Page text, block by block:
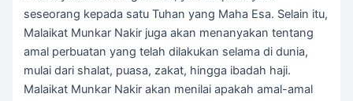
seseorang kepada satu Tuhan yang Maha Esa. Selain itu,
Malaikat Munkar Nakir juga akan menanyakan tentang
amal perbuatan yang telah dilakukan selama di dunia,
mulai dari shalat, puasa, zakat, hingga ibadah haji.
Malaikat Munkar Nakir akan menilai apakah amal-amal